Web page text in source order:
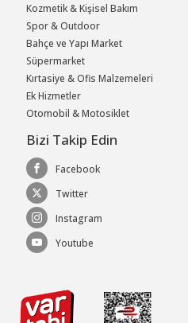
Kozmetik & Kişisel Bakım
Spor & Outdoor
Bahçe ve Yapı Market
Süpermarket
Kırtasiye & Ofis Malzemeleri
Ek Hizmetler
Otomobil & Motosiklet
Bizi Takip Edin
Facebook
Twitter
Instagram
Youtube